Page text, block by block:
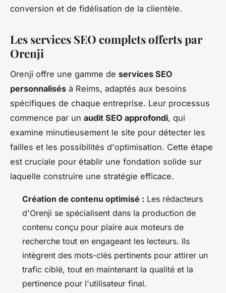
conversion et de fidélisation de la clientèle.
Les services SEO complets offerts par
Orenji
Orenji offre une gamme de services SEO
personnalisés à Reims, adaptés aux besoins
spécifiques de chaque entreprise. Leur processus
commence par un audit SEO approfondi, qui
examine minutieusement le site pour détecter les
failles et les possibilités d'optimisation. Cette étape
est cruciale pour établir une fondation solide sur
laquelle construire une stratégie efficace.
Création de contenu optimisé : Les rédacteurs
d'Orenji se spécialisent dans la production de
contenu conçu pour plaire aux moteurs de
recherche tout en engageant les lecteurs. Ils
intègrent des mots-clés pertinents pour attirer un
trafic ciblé, tout en maintenant la qualité et la
pertinence pour l'utilisateur final.